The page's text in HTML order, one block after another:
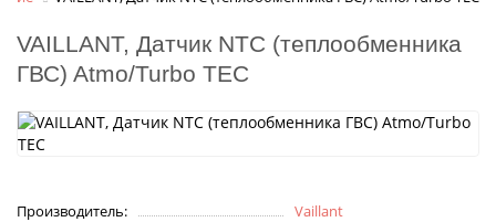
VAILLANT, Датчик NTC (теплообменника
ГВС) Atmo/Turbo TEC
Производитель: Vaillant